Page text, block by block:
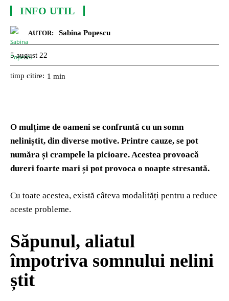
INFO UTIL
AUTOR: Sabina Popescu
5 august 22
timp citire: 1 min
O mulțime de oameni se confruntă cu un somn
neliniștit, din diverse motive. Printre cauze, se pot
număra și crampele la picioare. Acestea provoacă
dureri foarte mari și pot provoca o noapte stresantă.
Cu toate acestea, există câteva modalități pentru a reduce
aceste probleme.
Săpunul, aliatul
împotriva somnului nelini
știt